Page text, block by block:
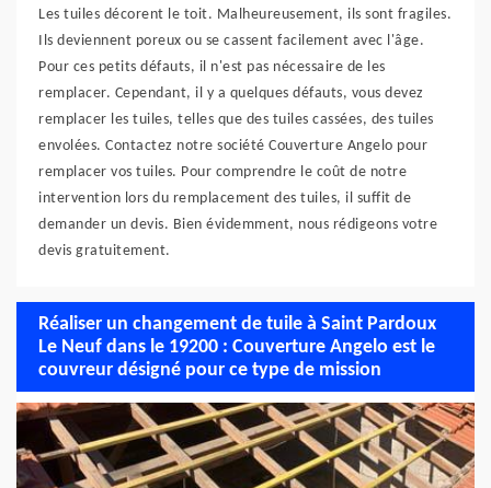
Les tuiles décorent le toit. Malheureusement, ils sont fragiles.
Ils deviennent poreux ou se cassent facilement avec l'âge.
Pour ces petits défauts, il n'est pas nécessaire de les
remplacer. Cependant, il y a quelques défauts, vous devez
remplacer les tuiles, telles que des tuiles cassées, des tuiles
envolées. Contactez notre société Couverture Angelo pour
remplacer vos tuiles. Pour comprendre le coût de notre
intervention lors du remplacement des tuiles, il suffit de
demander un devis. Bien évidemment, nous rédigeons votre
devis gratuitement.
Réaliser un changement de tuile à Saint Pardoux
Le Neuf dans le 19200 : Couverture Angelo est le
couvreur désigné pour ce type de mission